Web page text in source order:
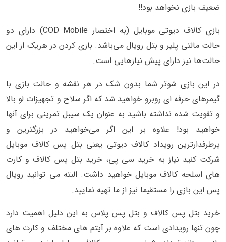
ضعیف بازی نخواهد بود!!
بازی کالاف دیوتی موبایل (به اختصار COD Mobile) دارای دو
حالت مالتی پلیر و بتل رویال می‌باشد. بازی کردن در هریک از این
حالت‌ها نیز دارای پیش نیازهایی است.
در این بازی شوتر شما بدون شک در هر نقشه و حالت بازی با
گیمرهای حرفه ای روبرو خواهید شد که اگر سلاح و تجهیزات لو بالا
و تقویت شده نداشته باشید به عنوان یک سیبل تمرینی برای آنها
خواهید بود! علاوه بر این اگر می‌خواهید در بزرگترین و
پرطرفدارترین رویداد کالاف دیوتی یعنی بتل پس کالاف موبایل
شرکت کنید نیاز به خرید سی پی، خرید بتل پس کالاف و کارت
های اسلحه کالاف موبایل خواهید داشت. البته می توانید رویال
پس این بازی را مستقیما نیز از ما تهیه نمایید.
خرید بتل پس کالاف و بتل پس پلاس به این دلیل اهمیت دارد
چون تنها رویدادی است که علاوه بر آیتم های مختلف و کارت های